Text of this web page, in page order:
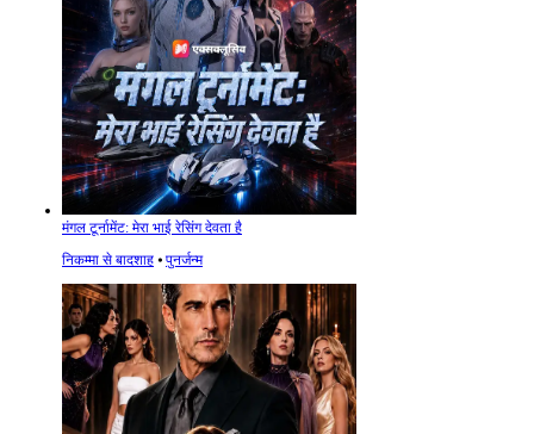
मंगल टूर्नामेंट: मेरा भाई रेसिंग देवता है
निकम्मा से बादशाह ⦁ पुनर्जन्म